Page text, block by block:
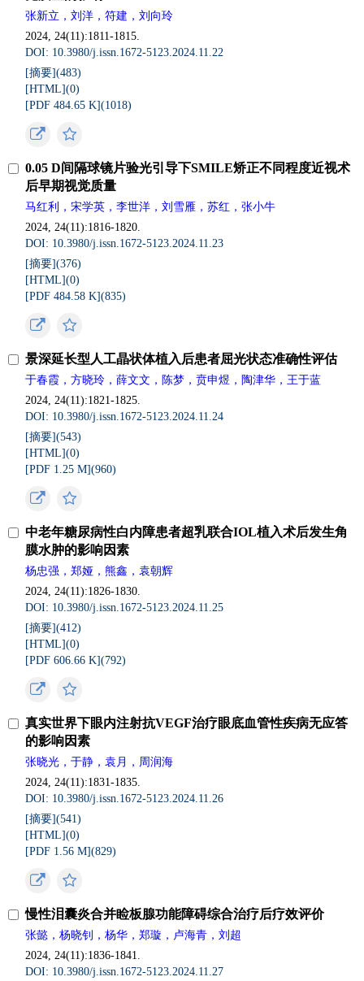
张新立，刘洋，符建，刘向玲
2024, 24(11):1811-1815.
DOI: 10.3980/j.issn.1672-5123.2024.11.22
[摘要](483)
[HTML](0)
[PDF 484.65 K](1018)
0.05 D间隔球镜片验光引导下SMILE矫正不同程度近视术
后早期视觉质量
马红利，宋学英，李世洋，刘雪雁，苏红，张小牛
2024, 24(11):1816-1820.
DOI: 10.3980/j.issn.1672-5123.2024.11.23
[摘要](376)
[HTML](0)
[PDF 484.58 K](835)
景深延长型人工晶状体植入后患者屈光状态准确性评估
于春霞，方晓玲，薛文文，陈梦，贲申煜，陶津华，王于蓝
2024, 24(11):1821-1825.
DOI: 10.3980/j.issn.1672-5123.2024.11.24
[摘要](543)
[HTML](0)
[PDF 1.25 M](960)
中老年糖尿病性白内障患者超乳联合IOL植入术后发生角
膜水肿的影响因素
杨忠强，郑娅，熊鑫，袁朝辉
2024, 24(11):1826-1830.
DOI: 10.3980/j.issn.1672-5123.2024.11.25
[摘要](412)
[HTML](0)
[PDF 606.66 K](792)
真实世界下眼内注射抗VEGF治疗眼底血管性疾病无应答
的影响因素
张晓光，于静，袁月，周润海
2024, 24(11):1831-1835.
DOI: 10.3980/j.issn.1672-5123.2024.11.26
[摘要](541)
[HTML](0)
[PDF 1.56 M](829)
慢性泪囊炎合并睑板腺功能障碍综合治疗后疗效评价
张懿，杨晓钊，杨华，郑璇，卢海青，刘超
2024, 24(11):1836-1841.
DOI: 10.3980/j.issn.1672-5123.2024.11.27